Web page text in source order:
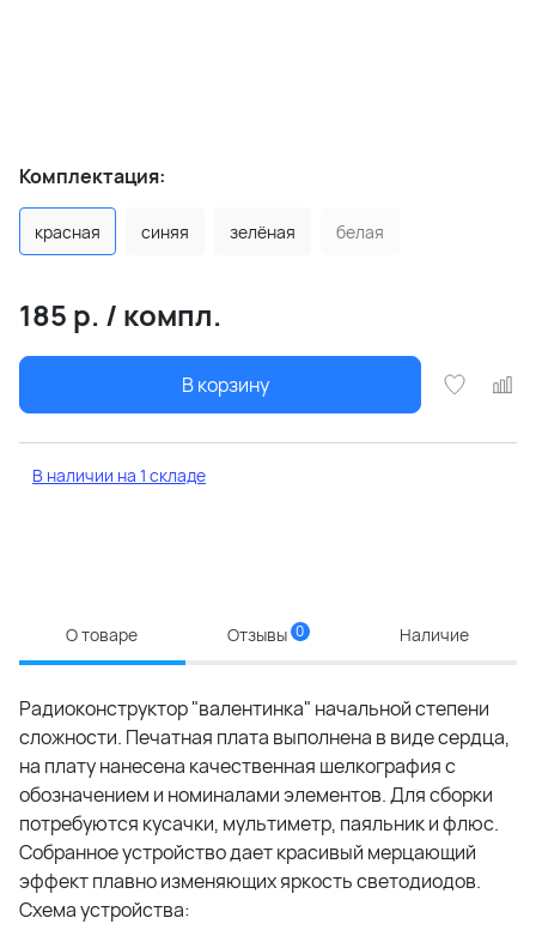
Комплектация:
красная синяя зелёная белая
185 р. / компл.
В корзину
В наличии на 1 складе
О товаре Отзывы 0 Наличие
Радиоконструктор "валентинка" начальной степени
сложности. Печатная плата выполнена в виде сердца,
на плату нанесена качественная шелкография с
обозначением и номиналами элементов. Для сборки
потребуются кусачки, мультиметр, паяльник и флюс.
Собранное устройство дает красивый мерцающий
эффект плавно изменяющих яркость светодиодов.
Схема устройства: